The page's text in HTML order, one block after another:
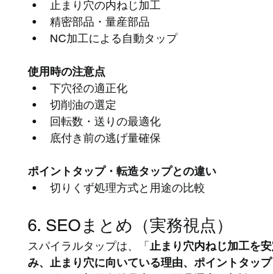
止まり穴の内ねじ加工
精密部品・量産部品
NC加工による自動タップ
使用時の注意点
下穴径の適正化
切削油の選定
回転数・送りの最適化
底付き前の逃げ量確保
ポイントタップ・転造タップとの違い
切りくず処理方式と用途の比較
6. SEOまとめ（実務視点）
スパイラルタップは、「止まり穴内ねじ加工を
み、止まり穴に向いている理由、ポイントタッ